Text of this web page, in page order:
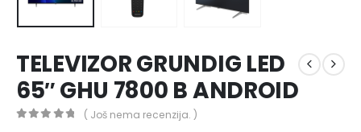
TELEVIZOR GRUNDIG LED
65″ GHU 7800 B ANDROID
( Još nema recenzija. )